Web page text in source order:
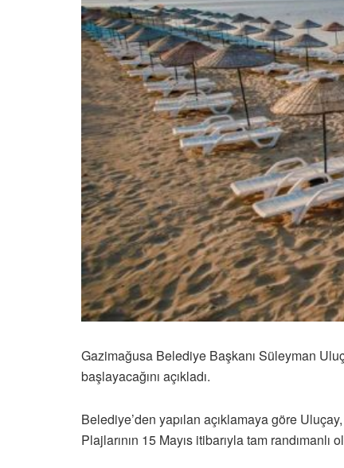
Gazimağusa Belediye Başkanı Süleyman
başlayacağını açıkladı.
Belediye’den yapılan açıklamaya göre
Plajlarının 15 Mayıs itibarıyla tam